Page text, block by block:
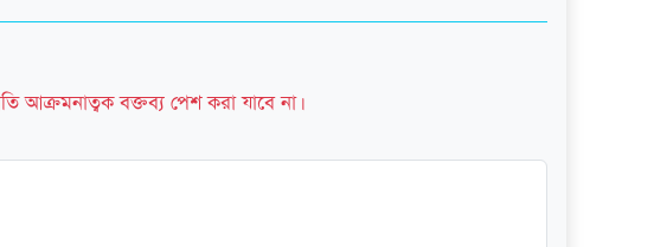
আক্রমনাত্বক বক্তব্য পেশ করা যাবে না।